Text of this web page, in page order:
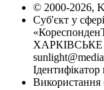
© 2000-2026,
Суб'єкт у
ХАРКІВСЬКЕ
Використання